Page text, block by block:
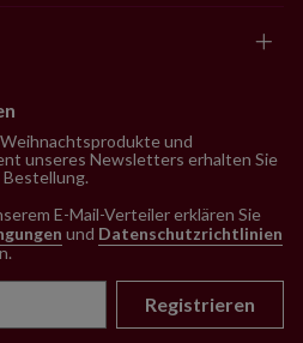
und
unseres Newsletters erhalten Sie
E-Mail-Verteiler erklären Sie
und Datenschutzrichtlinien
.
Registrieren